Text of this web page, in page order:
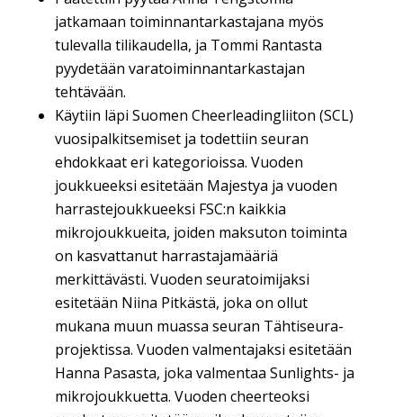
jatkamaan toiminnantarkastajana myös
tulevalla tilikaudella, ja Tommi Rantasta
pyydetään varatoiminnantarkastajan
tehtävään.
Käytiin läpi Suomen Cheerleadingliiton (SCL)
vuosipalkitsemiset ja todettiin seuran
ehdokkaat eri kategorioissa. Vuoden
joukkueeksi esitetään Majestya ja vuoden
harrastejoukkueeksi FSC:n kaikkia
mikrojoukkueita, joiden maksuton toiminta
on kasvattanut harrastajamääriä
merkittävästi. Vuoden seuratoimijaksi
esitetään Niina Pitkästä, joka on ollut
mukana muun muassa seuran Tähtiseura-
projektissa. Vuoden valmentajaksi esitetään
Hanna Pasasta, joka valmentaa Sunlights- ja
mikrojoukkuetta. Vuoden cheerteoksi